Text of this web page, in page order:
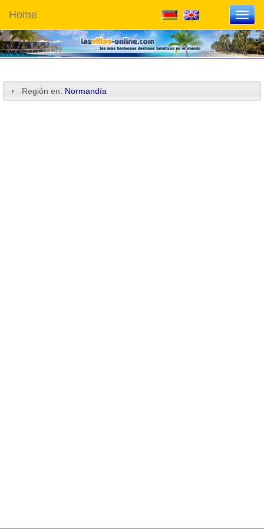
Home
Región en: Normandía